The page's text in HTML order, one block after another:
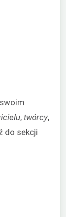
, twórcy,
do sekcji